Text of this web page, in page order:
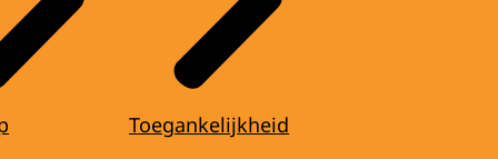
Toegankelijkheid